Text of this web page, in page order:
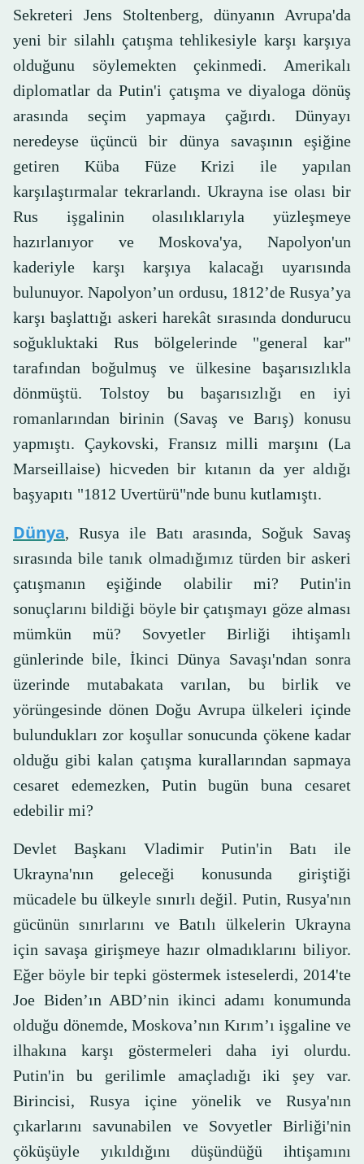
Sekreteri Jens Stoltenberg, dünyanın Avrupa'da
yeni bir silahlı çatışma tehlikesiyle karşı karşıya
olduğunu söylemekten çekinmedi. Amerikalı
diplomatlar da Putin'i çatışma ve diyaloga dönüş
arasında seçim yapmaya çağırdı. Dünyayı
neredeyse üçüncü bir dünya savaşının eşiğine
getiren Küba Füze Krizi ile yapılan
karşılaştırmalar tekrarlandı. Ukrayna ise olası bir
Rus işgalinin olasılıklarıyla yüzleşmeye
hazırlanıyor ve Moskova'ya, Napolyon'un
kaderiyle karşı karşıya kalacağı uyarısında
bulunuyor. Napolyon’un ordusu, 1812’de Rusya’ya
karşı başlattığı askeri harekât sırasında dondurucu
soğukluktaki Rus bölgelerinde "general kar"
tarafından boğulmuş ve ülkesine başarısızlıkla
dönmüştü. Tolstoy bu başarısızlığı en iyi
romanlarından birinin (Savaş ve Barış) konusu
yapmıştı. Çaykovski, Fransız milli marşını (La
Marseillaise) hicveden bir kıtanın da yer aldığı
başyapıtı "1812 Uvertürü"nde bunu kutlamıştı.
Dünya, Rusya ile Batı arasında, Soğuk Savaş
sırasında bile tanık olmadığımız türden bir askeri
çatışmanın eşiğinde olabilir mi? Putin'in
sonuçlarını bildiği böyle bir çatışmayı göze alması
mümkün mü? Sovyetler Birliği ihtişamlı
günlerinde bile, İkinci Dünya Savaşı'ndan sonra
üzerinde mutabakata varılan, bu birlik ve
yörüngesinde dönen Doğu Avrupa ülkeleri içinde
bulundukları zor koşullar sonucunda çökene kadar
olduğu gibi kalan çatışma kurallarından sapmaya
cesaret edemezken, Putin bugün buna cesaret
edebilir mi?
Devlet Başkanı Vladimir Putin'in Batı ile
Ukrayna'nın geleceği konusunda giriştiği
mücadele bu ülkeyle sınırlı değil. Putin, Rusya'nın
gücünün sınırlarını ve Batılı ülkelerin Ukrayna
için savaşa girişmeye hazır olmadıklarını biliyor.
Eğer böyle bir tepki göstermek isteselerdi, 2014'te
Joe Biden’ın ABD’nin ikinci adamı konumunda
olduğu dönemde, Moskova’nın Kırım’ı işgaline ve
ilhakına karşı göstermeleri daha iyi olurdu.
Putin'in bu gerilimle amaçladığı iki şey var.
Birincisi, Rusya içine yönelik ve Rusya'nın
çıkarlarını savunabilen ve Sovyetler Birliği'nin
çöküşüyle yıkıldığını düşündüğü ​​ihtişamını